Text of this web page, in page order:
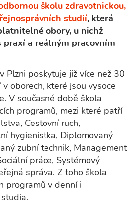
školu zdravotnickou,
studií, která
obory, u nichž
praxí a reálným pracovním
Plzni poskytuje již více než 30
oborech, které jsou vysoce
V současné době škola
programů, mezi které patří
Cestovní ruch,
hygienistka, Diplomovaný
zubní technik, Management
práce, Systémový
správa. Z toho škola
programů v denní i